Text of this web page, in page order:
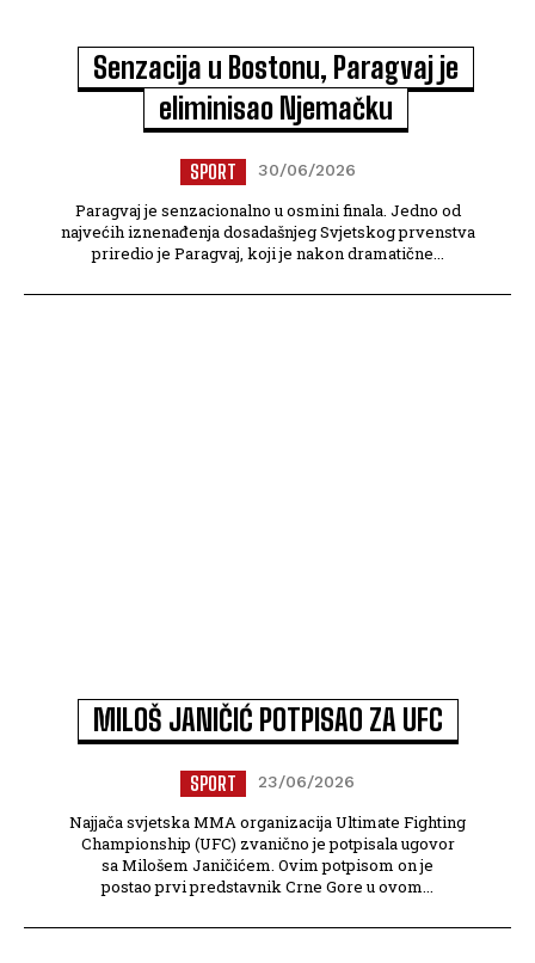
Senzacija u Bostonu, Paragvaj je
eliminisao Njemačku
SPORT 30/06/2026
Paragvaj je senzacionalno u osmini finala. Jedno od
najvećih iznenađenja dosadašnjeg Svjetskog prvenstva
priredio je Paragvaj, koji je nakon dramatične...
MILOŠ JANIČIĆ POTPISAO ZA UFC
SPORT 23/06/2026
Najjača svjetska MMA organizacija Ultimate Fighting
Championship (UFC) zvanično je potpisala ugovor
sa Milošem Janičićem. Ovim potpisom on je
postao prvi predstavnik Crne Gore u ovom...